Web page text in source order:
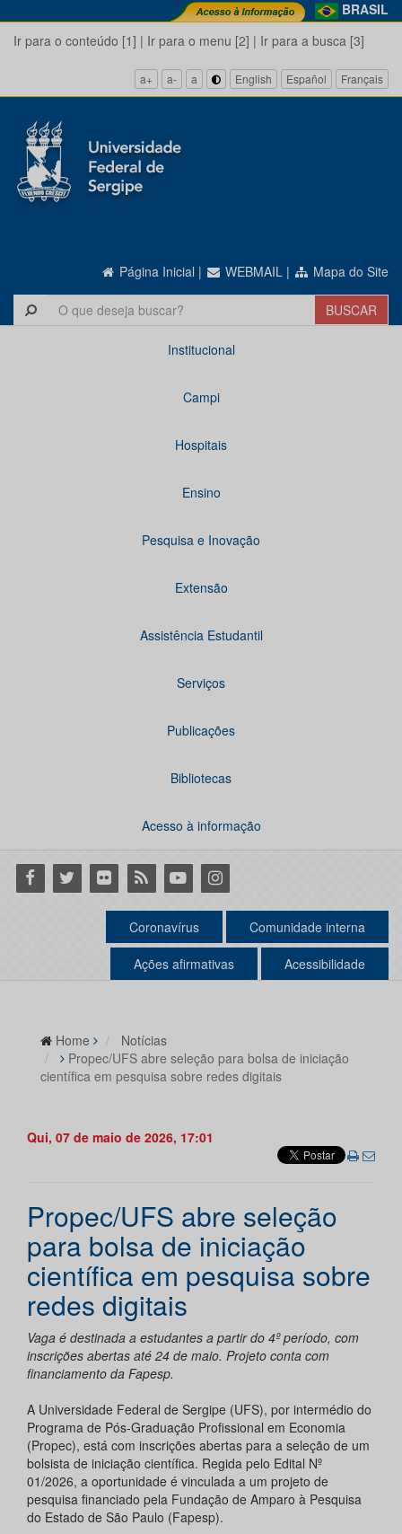
BRASIL
Ir para o conteúdo [1] | Ir para o menu [2] | Ir para a busca [3]
a+ a- a English Español Français
Página Inicial | WEBMAIL | Mapa do Site
Institucional
Campi
Hospitais
Ensino
Pesquisa e Inovação
Extensão
Assistência Estudantil
Serviços
Publicações
Bibliotecas
Acesso à informação
Facebook
Twitter Flickr RSS YoutubeInstagram
Coronavírus Comunidade interna
Ações afirmativas Acessibilidade
Home
Notícias
Propec/UFS abre seleção para bolsa de iniciação
científica em pesquisa sobre redes digitais
Qui, 07 de maio de 2026, 17:01
Propec/UFS abre seleção
para bolsa de iniciação
científica em pesquisa sobre
redes digitais
Vaga é destinada a estudantes a partir do 4º período, com
inscrições abertas até 24 de maio. Projeto conta com
financiamento da Fapesp.
A Universidade Federal de Sergipe (UFS), por intermédio do
Programa de Pós-Graduação Profissional em Economia
(Propec), está com inscrições abertas para a seleção de um
bolsista de iniciação científica. Regida pelo Edital Nº
01/2026, a oportunidade é vinculada a um projeto de
pesquisa financiado pela Fundação de Amparo à Pesquisa
do Estado de São Paulo (Fapesp).